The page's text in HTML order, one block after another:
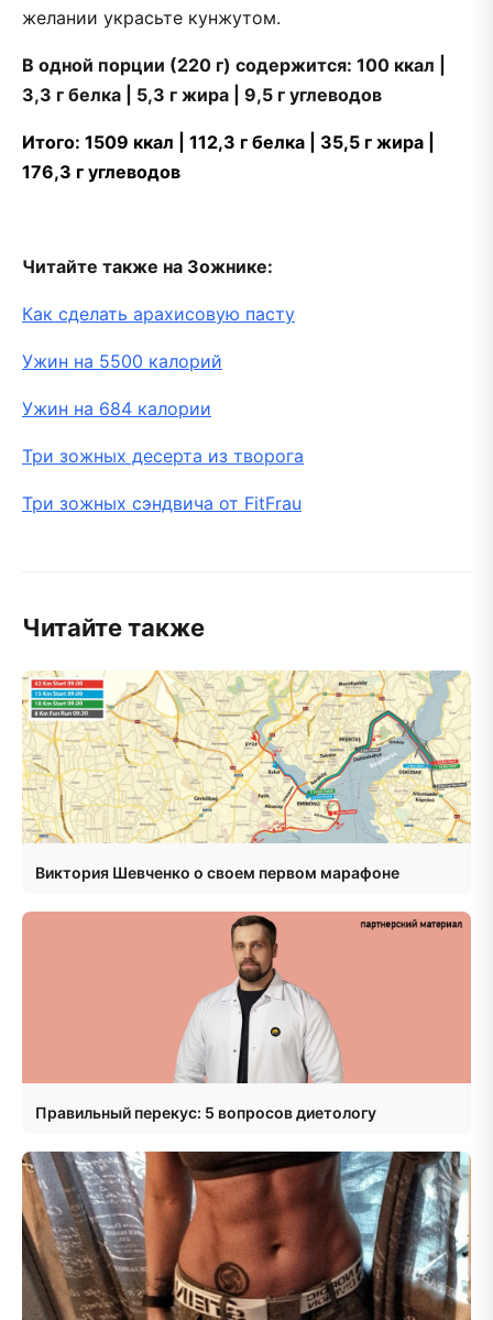
желании украсьте кунжутом.
В одной порции (220 г) содержится: 100 ккал |
3,3 г белка | 5,3 г жира | 9,5 г углеводов
Итого: 1509 ккал | 112,3 г белка | 35,5 г жира |
176,3 г углеводов
Читайте также на Зожнике:
Как сделать арахисовую пасту
Ужин на 5500 калорий
Ужин на 684 калории
Три зожных десерта из творога
Три зожных сэндвича от FitFrau
Читайте также
Виктория Шевченко о своем первом марафоне
Правильный перекус: 5 вопросов диетологу